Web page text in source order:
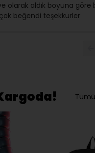
olarak aldık boyuna göre
beğendi teşekkürler